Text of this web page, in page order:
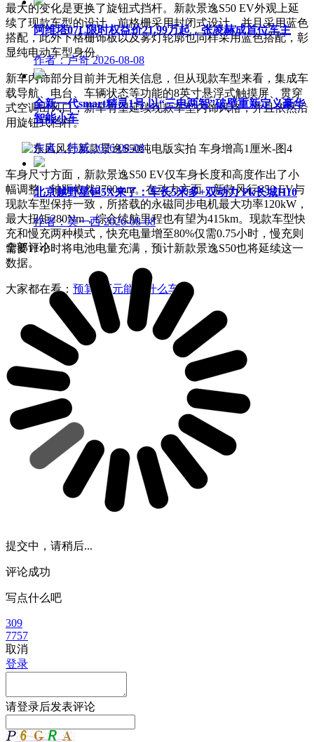
最大的变化是更换了旋钮式挡杆。 新款景逸S50 EV外观上延
续了现款车型的设计，前格栅采用封闭式设计，并且采用蓝色
搭配，此外下格栅饰板以及雾灯轮廓也同样采用蓝色搭配，彰
显纯电动车型身份。
新车内饰部分目前并无相关信息，但从现款车型来看， 集成车
载导航、电台、车辆状态等功能的8英寸悬浮式触摸屏、贯穿
式空调出风口，新车有望延续现款车型内饰风格，并且依然沿
用旋钮式档杆。
车身尺寸方面，新款景逸S50 EV仅车身长度和高度作出了小
幅调整，轴距依然2700mm。在动力方面，新款风行S50 EV与
现款车型保持一致，所搭载的永磁同步电机最大功率120kW，
最大扭矩280Nm，综合续航里程也有望为415km。现款车型快
充和慢充两种模式，快充电量增至80%仅需0.75小时，慢充则
需要11小时将电池电量充满，预计新款景逸S50也将延续这一
数据。
大家都在看： 预算5万元能买什么车
阿维塔07L限时权益价21.99万起，张凌赫成首位车主
作者：卢奇 2026-08-08
全新一代smart精灵1号 以“三电两智”破壁重新定义豪华
智能小车
作者：韩威 2026-08-08
北京越野星钽5X来了：车长5米多+双动力 Pk长城H10
作者：莫一西 2026-08-08
全部评论
提交中，请稍后...
评论成功
写点什么吧
309
7757
取消
登录
请登录后发表评论